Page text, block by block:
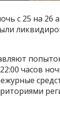
с 25 на 26
часов